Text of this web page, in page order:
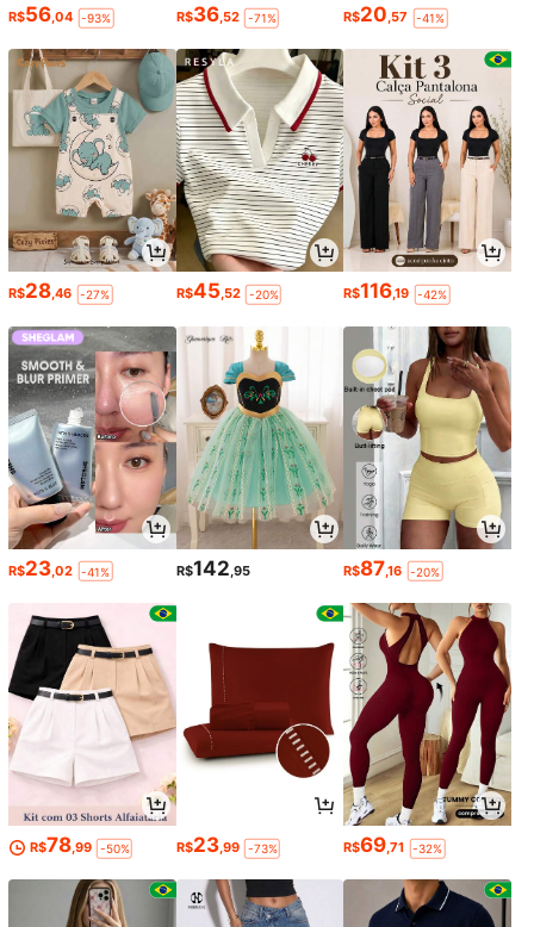
R$56,04 -93% R$36,52 -71% R$20,57 -41%
R$28,46 -27% R$45,52 -20% R$116,19 -42%
R$23 ,02 -41% R$142 ,95 R$87,16 -20%
R$78,99 -50% R$23,99 -73% R$69,71 -32%